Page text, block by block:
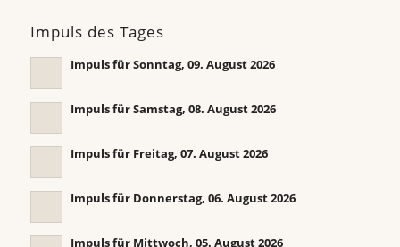
Impuls des Tages
Impuls für Sonntag, 09. August 2026
Impuls für Samstag, 08. August 2026
Impuls für Freitag, 07. August 2026
Impuls für Donnerstag, 06. August 2026
Impuls für Mittwoch, 05. August 2026